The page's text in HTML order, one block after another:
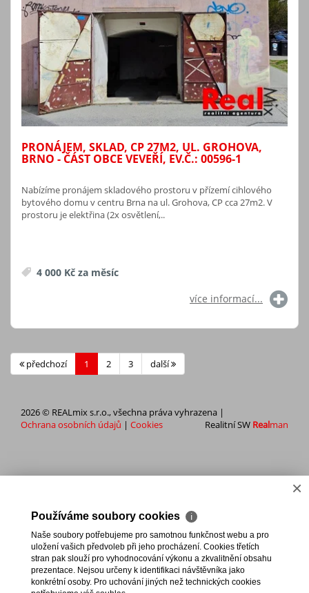
PRONÁJEM, SKLAD, CP 27M2, UL. GROHOVA,
BRNO - ČÁST OBCE VEVEŘÍ, EV.Č.: 00596-1
Nabízíme pronájem skladového prostoru v přízemí cihlového
bytového domu v centru Brna na ul. Grohova, CP cca 27m2. V
prostoru je elektřina (2x osvětlení,..
4 000 Kč za měsíc
více informací...
předchozí 1 2 3 další
2026 © REALmix s.r.o., všechna práva vyhrazena |
Ochrana osobních údajů | Cookies Realitní SW Realman
×
Používáme soubory cookies ℹ
Naše soubory potřebujeme pro samotnou funkčnost webu a pro
uložení vašich předvoleb při jeho procházení. Cookies třetích
stran pak slouží pro vyhodnocování výkonu a zkvalitnění obsahu
prezentace. Nejsou určeny k identifikaci návštěvníka jako
konkrétní osoby. Pro uchování jiných než technických cookies